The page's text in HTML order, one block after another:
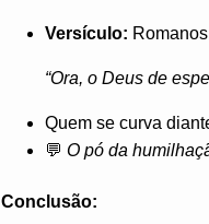
Versículo:
“Ora, o Deus de
Quem se curva
💬 O pó da
Conclusão: